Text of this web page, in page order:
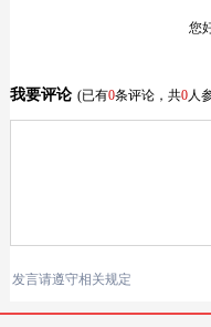
您
我要评论 (已有0条评论，共0人
发言请遵守相关规定